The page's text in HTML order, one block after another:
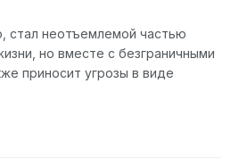
стал неотъемлемой частью
но вместе с безграничными
приносит угрозы в виде